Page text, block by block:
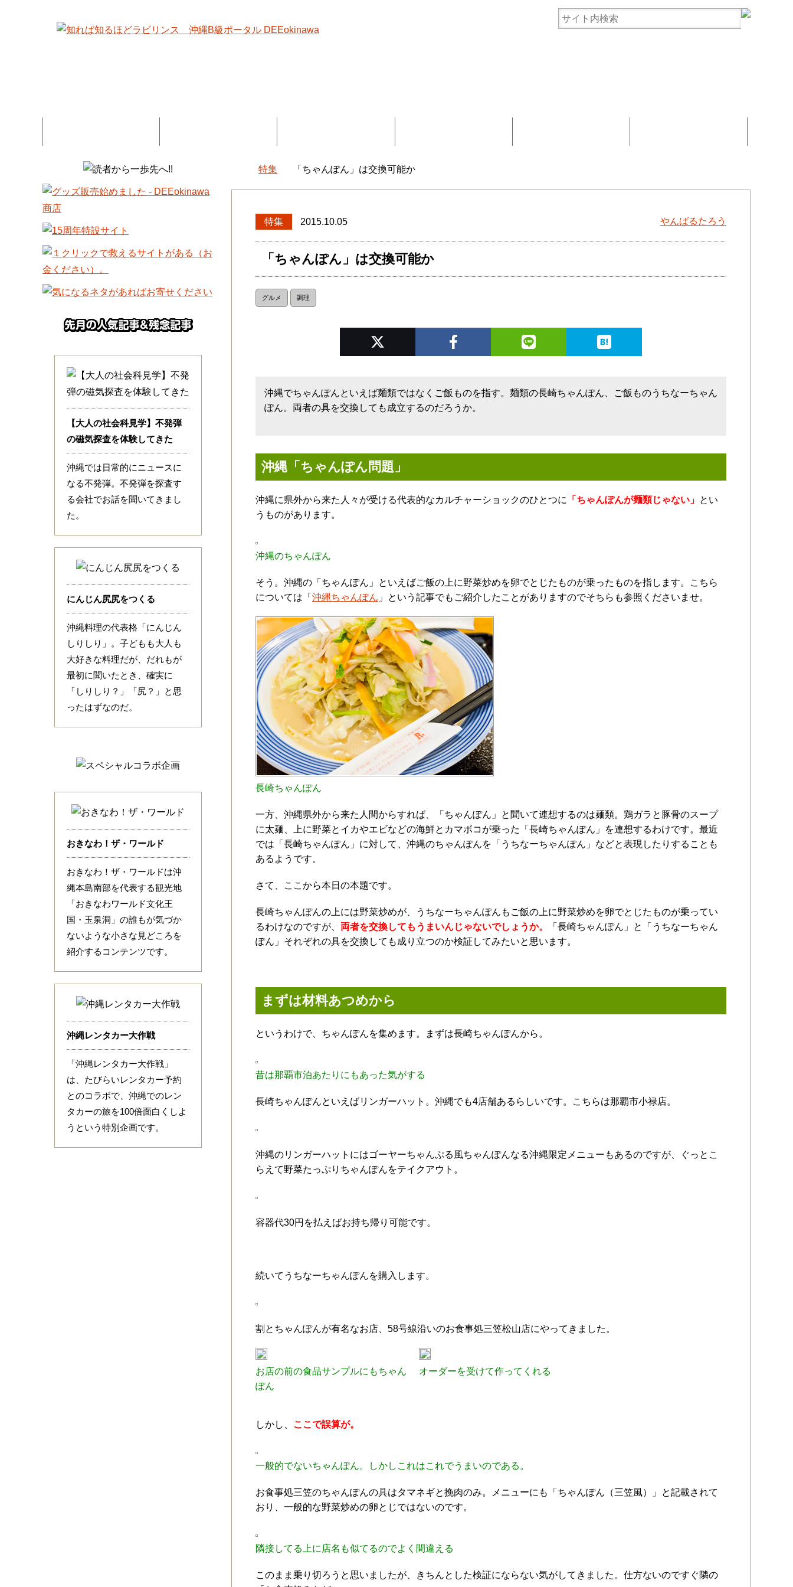
DEEokinawaトップ
特集 「ちゃんぽん」は交換可能か
特集 2015.10.05 やんばるたろう
「ちゃんぽん」は交換可能か
グルメ 調理
沖縄でちゃんぽんといえば麺類ではなくご飯ものを指す。麺類の長崎ちゃんぽん、ご飯ものうちなーちゃん
ぽん。両者の具を交換しても成立するのだろうか。
沖縄「ちゃんぽん問題」
沖縄に県外から来た人々が受ける代表的なカルチャーショックのひとつに 「ちゃんぽんが麺類じゃない」 とい
うものがあります。
沖縄のちゃんぽん
そう。沖縄の「ちゃんぽん」といえばご飯の上に野菜炒めを卵でとじたものが乗ったものを指します。こちら
については「沖縄ちゃんぽん 」という記事でもご紹介したことがありますのでそちらも参照くださいませ。
長崎ちゃんぽん
一方、沖縄県外から来た人間からすれば、「ちゃんぽん」と聞いて連想するのは麺類。鶏ガラと豚骨のスープ
に太麺、上に野菜とイカやエビなどの海鮮とカマボコが乗った「長崎ちゃんぽん」を連想するわけです。最近
では「長崎ちゃんぽん」に対して、沖縄のちゃんぽんを「うちなーちゃんぽん」などと表現したりすることも
あるようです。
さて、ここから本日の本題です。
長崎ちゃんぽんの上には野菜炒めが、うちなーちゃんぽんもご飯の上に野菜炒めを卵でとじたものが乗ってい
るわけなのですが、 両者を交換してもうまいんじゃないでしょうか。
「長崎ちゃんぽん」と「うちなーちゃん
ぽん」それぞれの具を交換しても成り立つのか検証してみたいと思います。
まずは材料あつめから
というわけで、ちゃんぽんを集めます。まずは長崎ちゃんぽんから。
昔は那覇市泊あたりにもあった気がする
長崎ちゃんぽんといえばリンガーハット。沖縄でも4店舗あるらしいです。こちらは那覇市小禄店。
沖縄のリンガーハットにはゴーヤーちゃんぷる風ちゃんぽんなる沖縄限定メニューもあるのですが、ぐっとこ
らえて野菜たっぷりちゃんぽんをテイクアウト。
容器代30円を払えばお持ち帰り可能です。
続いてうちなーちゃんぽんを購入します。
割とちゃんぽんが有名なお店、58号線沿いのお食事処三笠松山店にやってきました。
お店の前の食品サンプルにもちゃん
ぽん
オーダーを受けて作ってくれる
しかし、 ここで誤算が。
一般的でないちゃんぽん。しかしこれはこれでうまいのである。
お食事処三笠のちゃんぽんの具はタマネギと挽肉のみ。メニューにも「ちゃんぽん（三笠風）」と記載されて
おり、一般的な野菜炒めの卵とじではないのです。
隣接してる上に店名も似てるのでよく間違える
このまま乗り切ろうと思いましたが、きちんとした検証にならない気がしてきました。仕方ないのですぐ隣の
【大人の社会科見学】不発弾
の磁気探査を体験してきた
沖縄では日常的にニュースに
なる不発弾。不発弾を探査す
る会社でお話を聞いてきまし
た。
にんじん尻尻をつくる
沖縄料理の代表格「にんじん
しりしり」。子どもも大人も
大好きな料理だが、だれもが
最初に聞いたとき、確実に
「しりしり？」「尻？」と思
ったはずなのだ。
おきなわ！ザ・ワールド
おきなわ！ザ・ワールドは沖
縄本島南部を代表する観光地
「おきなわワールド文化王
国・玉泉洞」の誰もが気づか
ないような小さな見どころを
紹介するコンテンツです。
沖縄レンタカー大作戦
「沖縄レンタカー大作戦」
は、たびらいレンタカー予約
とのコラボで、沖縄でのレン
タカーの旅を100倍面白くしよ
うという特別企画です。